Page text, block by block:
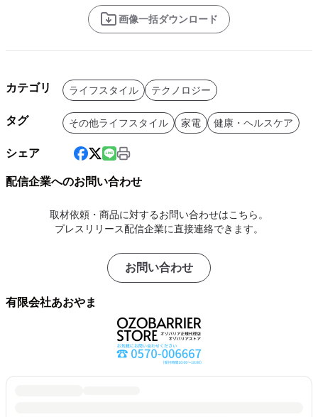
画像一括ダウンロード
カテゴリ ライフスタイル テクノロジー
タグ その他ライフスタイル 家電 健康・ヘルスケア
シェア
配信企業へのお問い合わせ
取材依頼・商品に対するお問い合わせはこちら。
プレスリリース配信企業に直接連絡できます。
お問い合わせ
有限会社あおやま